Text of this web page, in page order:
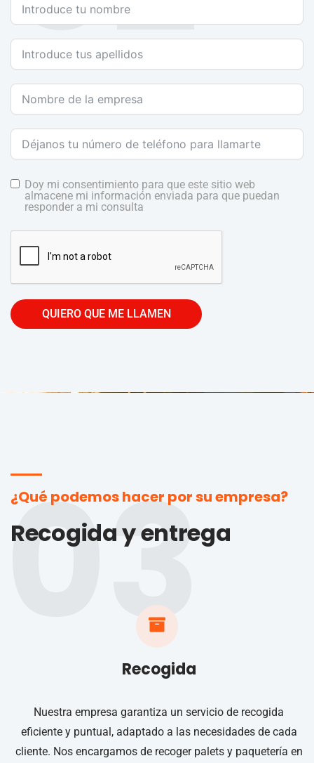
Doy mi consentimiento para que este sitio web
almacene mi información enviada para que puedan
responder a mi consulta
QUIERO QUE ME LLAMEN
03
¿Qué podemos hacer por su empresa?
Recogida y entrega
Recogida
Nuestra empresa garantiza un servicio de recogida
eficiente y puntual, adaptado a las necesidades de cada
cliente. Nos encargamos de recoger palets y paquetería en